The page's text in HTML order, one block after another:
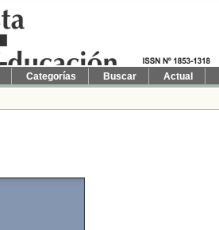
Categorías Buscar Actual